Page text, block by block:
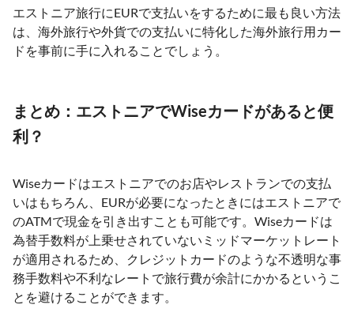
エストニア旅行にEURで支払いをするために最も良い方法
は、海外旅行や外貨での支払いに特化した海外旅行用カー
ドを事前に手に入れることでしょう。
まとめ：エストニアでWiseカードがあると便
利？
Wiseカードはエストニアでのお店やレストランでの支払
いはもちろん、EURが必要になったときにはエストニアで
のATMで現金を引き出すことも可能です。Wiseカードは
為替手数料が上乗せされていないミッドマーケットレート
が適用されるため、クレジットカードのような不透明な事
務手数料や不利なレートで旅行費が余計にかかるというこ
とを避けることができます。